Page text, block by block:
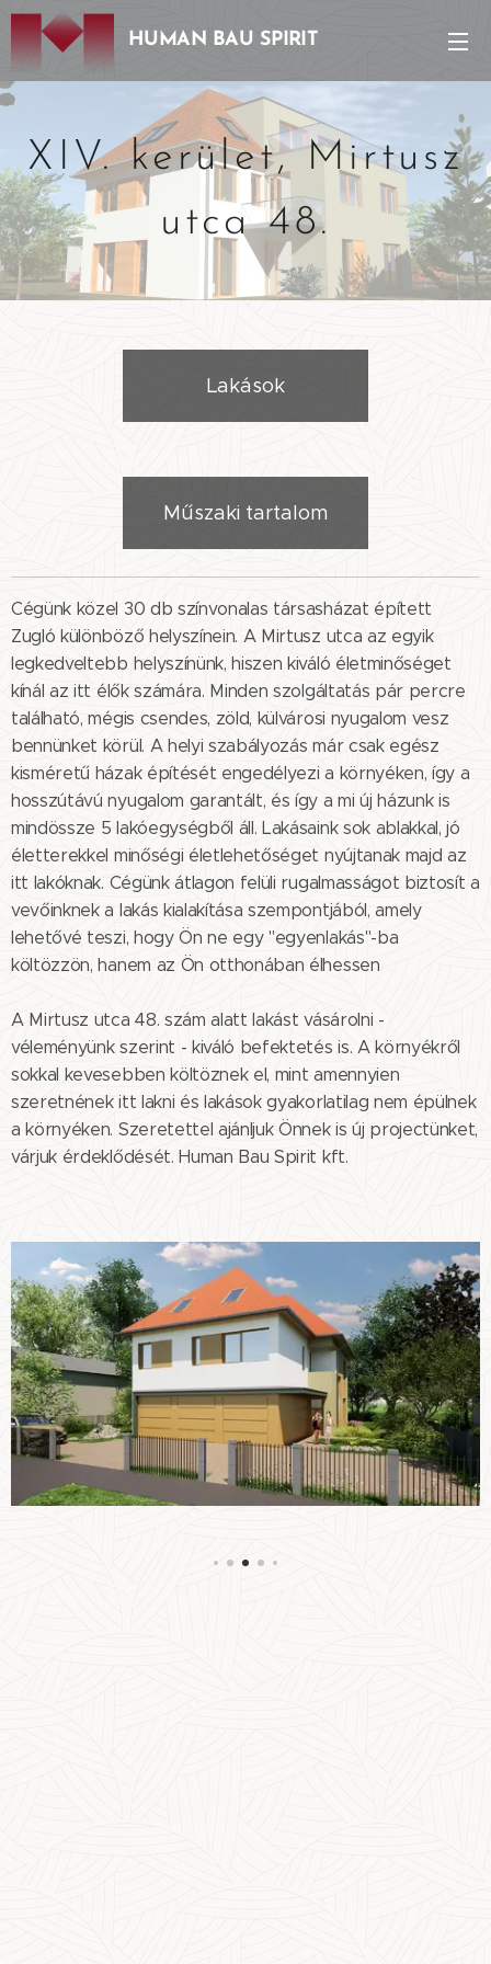
HUMAN BAU SPIRIT
XIV. kerület, Mirtusz
utca 48.
Lakások
Műszaki tartalom
Cégünk közel 30 db színvonalas társasházat épített
Zugló különböző helyszínein. A Mirtusz utca az egyik
legkedveltebb helyszínünk, hiszen kiváló életminőséget
kínál az itt élők számára. Minden szolgáltatás pár percre
található, mégis csendes, zöld, külvárosi nyugalom vesz
bennünket körül. A helyi szabályozás már csak egész
kisméretű házak építését engedélyezi a környéken, így a
hosszútávú nyugalom garantált, és így a mi új házunk is
mindössze 5 lakóegységből áll. Lakásaink sok ablakkal, jó
életterekkel minőségi életlehetőséget nyújtanak majd az
itt lakóknak. Cégünk átlagon felüli rugalmasságot biztosít a
vevőinknek a lakás kialakítása szempontjából, amely
lehetővé teszi, hogy Ön ne egy "egyenlakás"-ba
költözzön, hanem az Ön otthonában élhessen
A Mirtusz utca 48. szám alatt lakást vásárolni -
véleményünk szerint - kiváló befektetés is. A környékről
sokkal kevesebben költöznek el, mint amennyien
szeretnének itt lakni és lakások gyakorlatilag nem épülnek
a környéken. Szeretettel ajánljuk Önnek is új projectünket,
várjuk érdeklődését. Human Bau Spirit kft.